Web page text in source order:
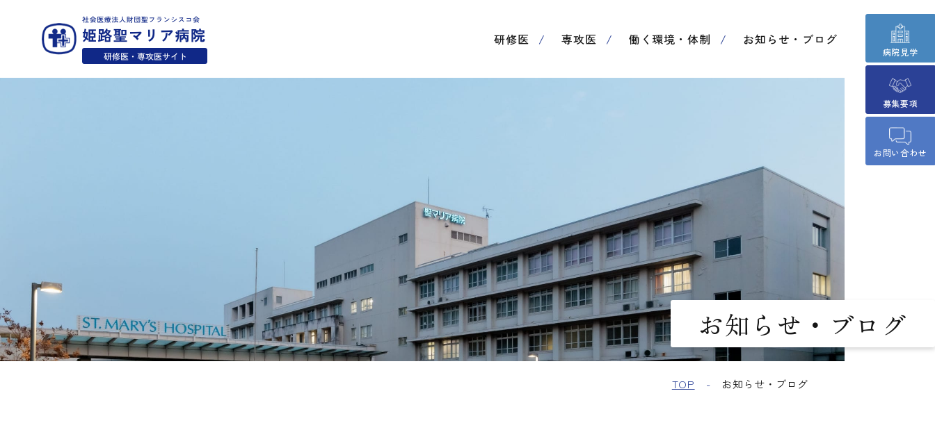
研修医 専攻医 働く環境・体制 お知らせ・ブログ
病院見学
募集要項
お問い合わせ
お知らせ・ブログ
TOP お知らせ・ブログ